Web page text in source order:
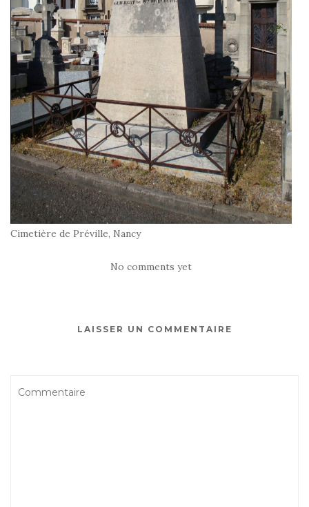
Cimetière de Préville, Nancy
No comments yet
LAISSER UN COMMENTAIRE